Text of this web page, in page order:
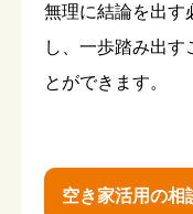
無理に結論を出す
し、一歩踏み出す
とができます。
空き家活用の相